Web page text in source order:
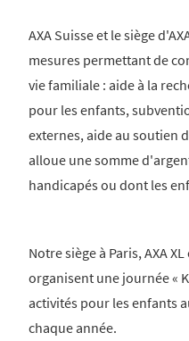
AXA Suisse et le siège
mesures permettant de
vie familiale : aide à la
pour les enfants,
externes, aide au soutien
alloue une somme
handicapés ou dont les
Notre siège à Paris, AXA
organisent une journée «
activités pour les enfants
chaque année.